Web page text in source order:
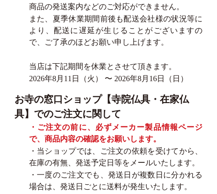
商品の発送案内などのご対応ができません。
また、夏季休業期間前後も配送会社様の状況等に
より、配送に遅延が生じることがございますの
で、ご了承のほどお願い申し上げます。
当店は下記期間を休業とさせて頂きます。
2026年8月11日（火） 〜 2026年8月16日（日）
お寺の窓口ショップ【寺院仏具・在家仏
具】でのご注文に関して
・ご注文の前に、必ずメーカー製品情報ページ
で、商品内容の確認をお願いします。
・当ショップでは、ご注文の依頼を受けてから、
在庫の有無、発送予定日等をメールいたします。
・一度のご注文でも、発送日が複数日に分かれる
場合は、発送日ごとに送料が発生いたします。